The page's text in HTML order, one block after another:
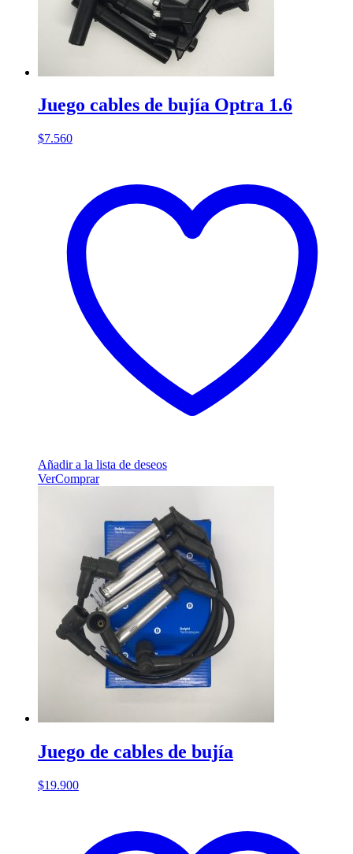
Juego cables de bujía Optra 1.6
$7.560
Añadir a la lista de deseos
VerComprar
Juego de cables de bujía
$19.900